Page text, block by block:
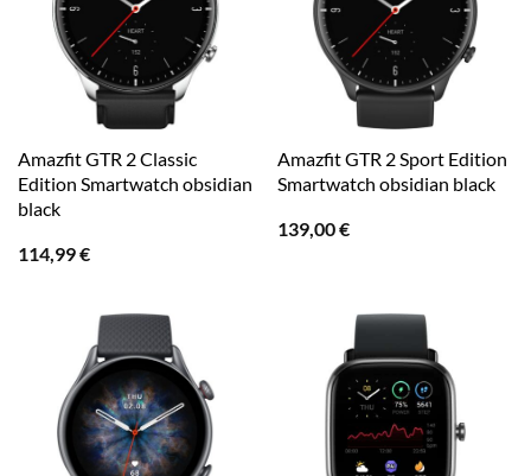
Amazfit GTR 2 Classic
Edition Smartwatch obsidian
black
114,99€
Amazfit GTR 2 Sport Edition
Smartwatch obsidian black
139,00€